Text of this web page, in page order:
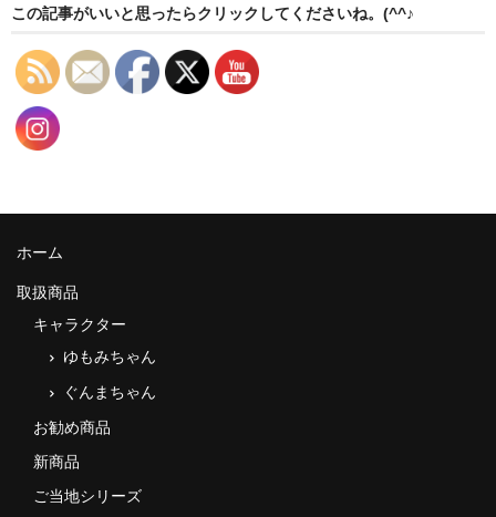
草津Tip店
この記事がいいと思ったらクリックしてくださいね。(^^♪
ホーム
取扱商品
キャラクター
ゆもみちゃん
ぐんまちゃん
お勧め商品
新商品
ご当地シリーズ